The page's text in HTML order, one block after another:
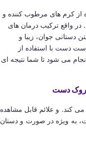
از کرم های مرطوب کننده و
در واقع ترکیب درمان های
دستانی جوان، زیبا و
دست با استفاده از
می شود تا شما نتیجه ای
دست
کند. و علائم قابل مشاهده
به ویژه در صورت و دستان